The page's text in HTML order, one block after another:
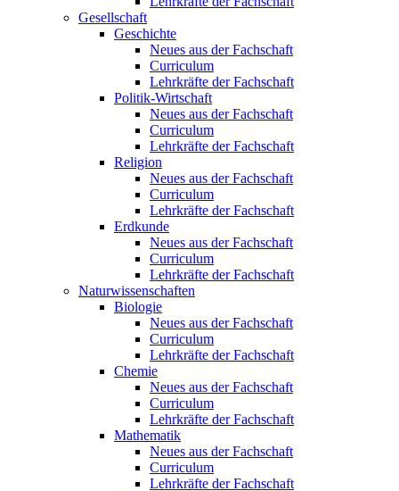
Gesellschaft
Geschichte
Neues aus der Fachschaft
Curriculum
Lehrkräfte der Fachschaft
Politik-Wirtschaft
Neues aus der Fachschaft
Curriculum
Lehrkräfte der Fachschaft
Religion
Neues aus der Fachschaft
Curriculum
Lehrkräfte der Fachschaft
Erdkunde
Neues aus der Fachschaft
Curriculum
Lehrkräfte der Fachschaft
Naturwissenschaften
Biologie
Neues aus der Fachschaft
Curriculum
Lehrkräfte der Fachschaft
Chemie
Neues aus der Fachschaft
Curriculum
Lehrkräfte der Fachschaft
Mathematik
Neues aus der Fachschaft
Curriculum
Lehrkräfte der Fachschaft